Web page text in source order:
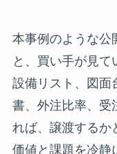
本事例のような公
と、買い手が見て
設備リスト、図面
書、外注比率、受
れば、譲渡するか
価値と課題を冷静